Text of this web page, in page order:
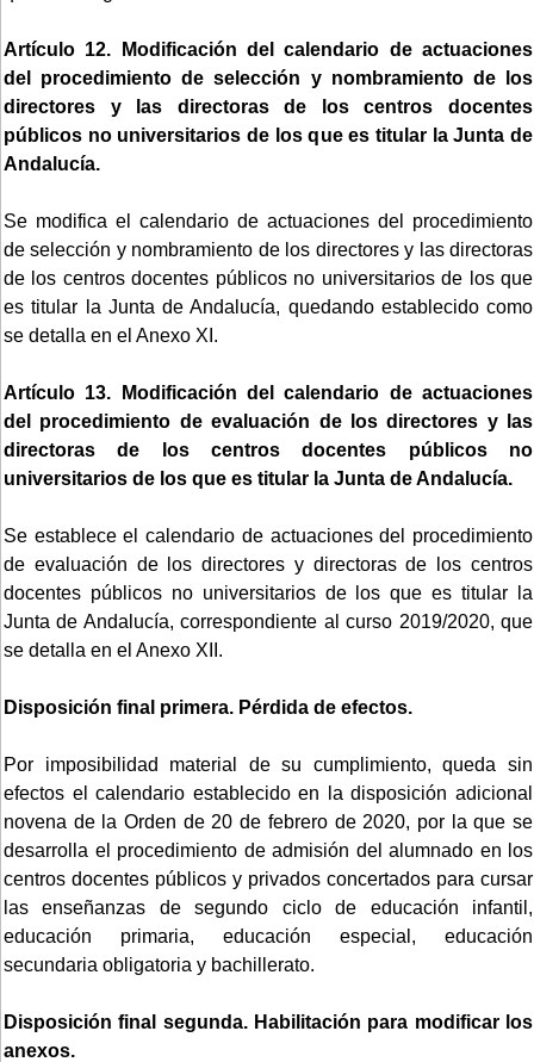
Artículo 12. Modificación del calendario de actuaciones
del procedimiento de selección y nombramiento de los
directores y las directoras de los centros docentes
públicos no universitarios de los que es titular la Junta de
Andalucía.
Se modifica el calendario de actuaciones del procedimiento
de selección y nombramiento de los directores y las directoras
de los centros docentes públicos no universitarios de los que
es titular la Junta de Andalucía, quedando establecido como
se detalla en el Anexo XI.
Artículo 13. Modificación del calendario de actuaciones
del procedimiento de evaluación de los directores y las
directoras de los centros docentes públicos no
universitarios de los que es titular la Junta de Andalucía.
Se establece el calendario de actuaciones del procedimiento
de evaluación de los directores y directoras de los centros
docentes públicos no universitarios de los que es titular la
Junta de Andalucía, correspondiente al curso 2019/2020, que
se detalla en el Anexo XII.
Disposición final primera. Pérdida de efectos.
Por imposibilidad material de su cumplimiento, queda sin
efectos el calendario establecido en la disposición adicional
novena de la Orden de 20 de febrero de 2020, por la que se
desarrolla el procedimiento de admisión del alumnado en los
centros docentes públicos y privados concertados para cursar
las enseñanzas de segundo ciclo de educación infantil,
educación primaria, educación especial, educación
secundaria obligatoria y bachillerato.
Disposición final segunda. Habilitación para modificar los
anexos.